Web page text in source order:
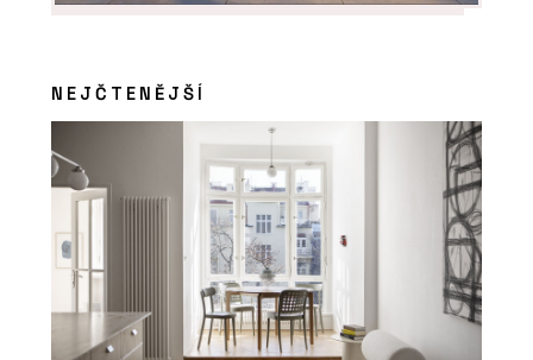
NEJČTENĚJŠÍ